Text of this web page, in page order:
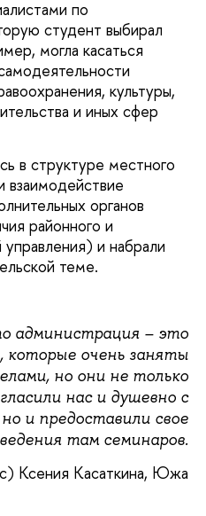
по
студент выбирал
могла касаться
культуры,
и иных сфер
в структуре местного
взаимодействие
органов
районного и
и набрали
теме.
администрация – это
которые очень заняты
но они не только
нас и душевно с
и предоставили свое
там семинаров.
Ксения Касаткина, Южа